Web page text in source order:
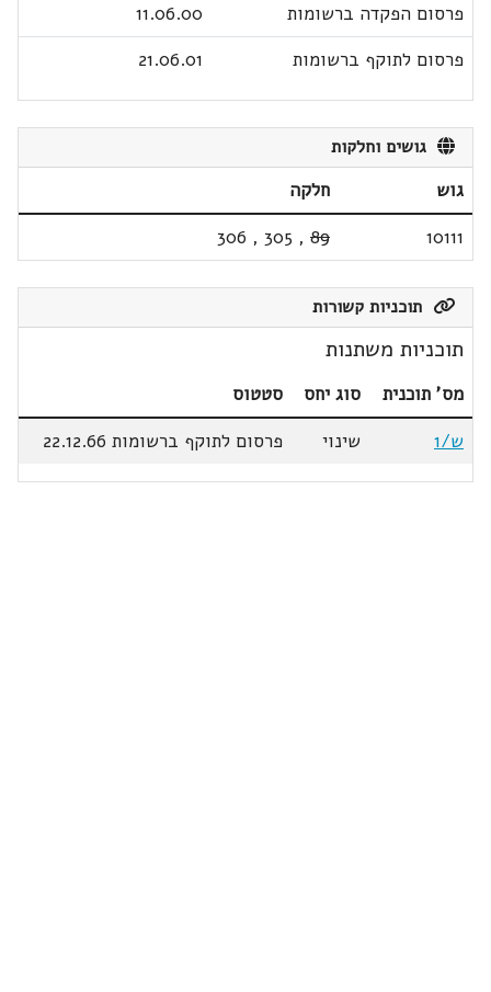
פרסום הפקדה ברשומות
11.06.00
פרסום לתוקף ברשומות
21.06.01
גושים וחלקות
גוש
חלקה
10111
89
,
305
,
306
תוכניות קשורות
תוכניות משתנות
מס' תוכנית סוג יחס
סטטוס
ש/1
שינוי פרסום לתוקף ברשומות 22.12.66